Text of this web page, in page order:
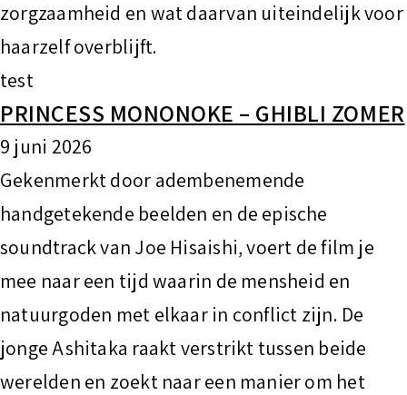
zorgzaamheid en wat daarvan uiteindelijk voor
haarzelf overblijft.
test
PRINCESS MONONOKE – GHIBLI ZOMER
9 juni 2026
Gekenmerkt door adembenemende
handgetekende beelden en de epische
soundtrack van Joe Hisaishi, voert de film je
mee naar een tijd waarin de mensheid en
natuurgoden met elkaar in conflict zijn. De
jonge Ashitaka raakt verstrikt tussen beide
werelden en zoekt naar een manier om het